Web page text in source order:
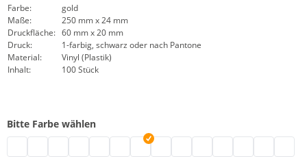
Farbe:
gold
Maße:
250 mm x 24 mm
Druckfläche: 60 mm x 20 mm
Druck:
1-farbig, schwarz oder nach Pantone
Material:
Vinyl (Plastik)
Inhalt:
100 Stück
Bitte Farbe wählen
Vinyl Einlassbänder | neongrün
Vinyl Einlassbänder | türkis
Vinyl Einlassbänder | schwarz
Vinyl Einlassbänder | braun
Vinyl Einlassbänder | transparent
Vinyl Einlassbänder | weiß
Vinyl Einlassbänder | gold
Vinyl Einlassbänder | silber